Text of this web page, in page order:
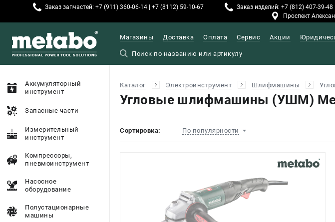
Заказ запчастей: +7 (911) 360-06-14 | +7 (8112) 59-10-67 Заказ изделий: +7 (812) 407-39-48
Проспект
Магазины Доставка Оплата Сервис Акции
Аккумуляторный
инструмент
Запасные части
Измерительный
инструмент
Компрессоры,
пневмоинструмент
Насосное
оборудование
Полустационарные
машины
Каталог Электроинструмент Шлифмашины
Угловые шлифмашины (УШМ)
Сортировка: По популярности